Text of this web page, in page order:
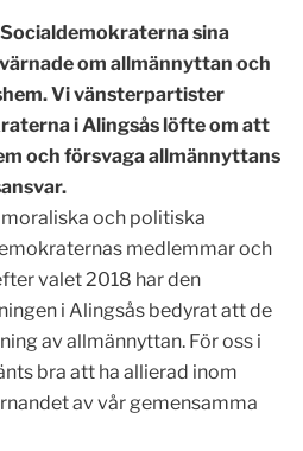
sina
om allmännyttan och
Vi vänsterpartister
i Alingsås löfte om att
och försvaga allmännyttans
och politiska
medlemmar och
valet 2018 har den
i Alingsås bedyrat att de
av allmännyttan. För oss i
bra att ha allierad inom
av vår gemensamma